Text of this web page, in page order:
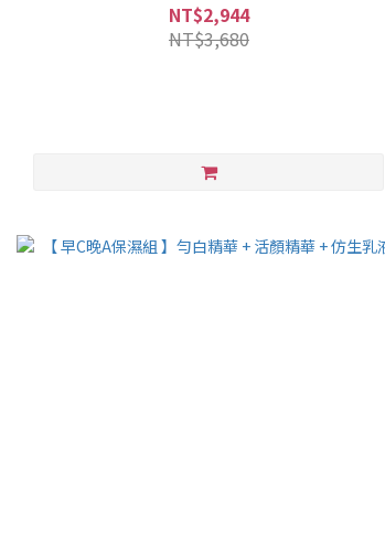
NT$2,944
NT$3,680